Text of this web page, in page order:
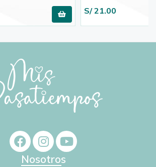
S/ 21.00
Nosotros